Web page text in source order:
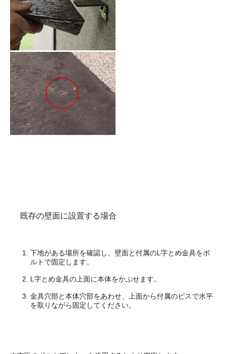
既存の壁面に設置する場合
下地がある場所を確認し、壁面と付属のL字とめ金具をボ
ルトで固定します。
L字とめ金具の上面に本体をかぶせます。
金具穴部と本体穴部をあわせ、上面から付属のビスで水平
を取りながら固定してください。